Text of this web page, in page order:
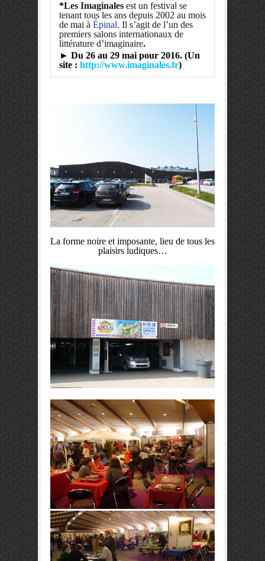
*Les Imaginales est un festival se
tenant tous les ans depuis 2002 au mois
de mai à Épinal. Il s’agit de l’un des
premiers salons internationaux de
littérature d’imaginaire.
► Du 26 au 29 mai pour 2016. (Un
site : http://www.imaginales.fr)
La forme noire et imposante, lieu de tous les
plaisirs ludiques…